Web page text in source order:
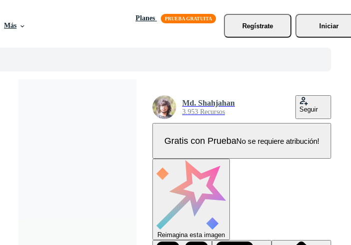
Más
Planes
Regístrate
Iniciar
Md. Shahjahan
3.953 Recursos Seguir
Gratis con PruebaNo se requiere atribución!
Reimagina esta imagen